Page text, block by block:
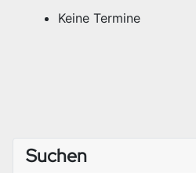
Keine Termine
Suchen